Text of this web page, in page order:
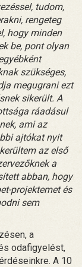
tudom,
rengeteg
hogy minden
be, pont olyan
szükséges,
megugrani ezt
sikerült. A
ráadásul
ami az
ajtókat nyit
az első
a
abban, hogy
projektemet és
sem
a
odafigyelést,
A 10